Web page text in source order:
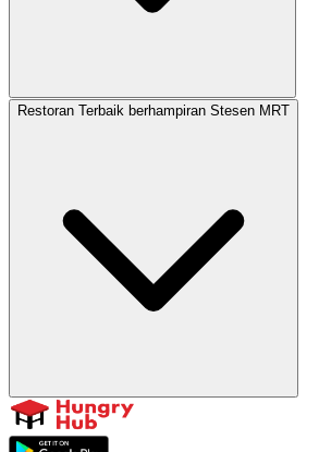
Restoran Terbaik berhampiran Stesen MRT